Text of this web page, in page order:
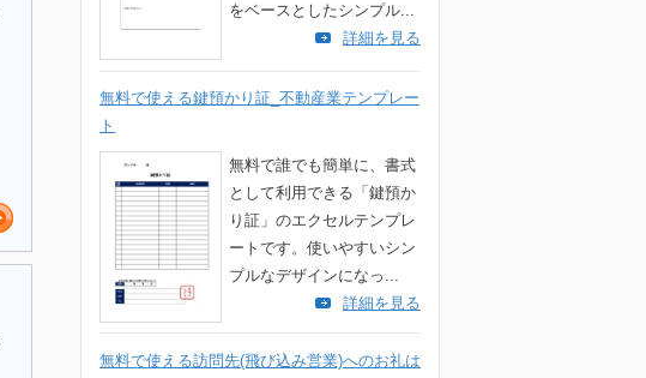
をベースとしたシンプル...
詳細を見る
無料で使える鍵預かり証_不動産業テンプレー
ト
無料で誰でも簡単に、書式
として利用できる「鍵預か
り証」のエクセルテンプレ
ートです。使いやすいシン
プルなデザインになっ...
詳細を見る
無料で使える訪問先(飛び込み営業)へのお礼は